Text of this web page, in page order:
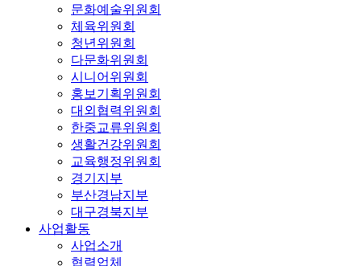
문화예술위원회
체육위원회
청년위원회
다문화위원회
시니어위원회
홍보기획위원회
대외협력위원회
한중교류위원회
생활건강위원회
교육행정위원회
경기지부
부산경남지부
대구경북지부
사업활동
사업소개
협력업체